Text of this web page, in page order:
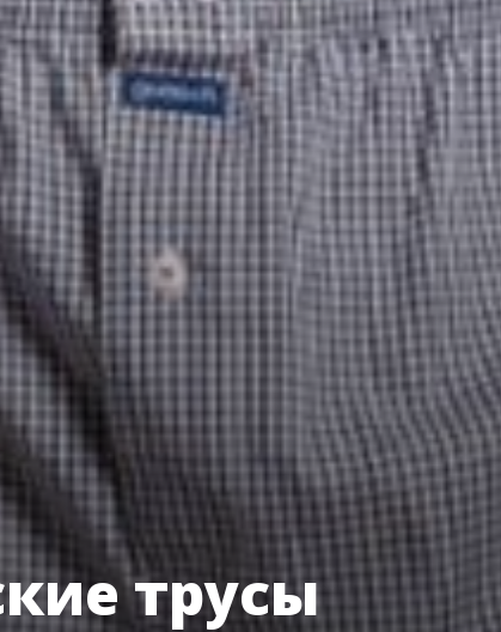
трусы